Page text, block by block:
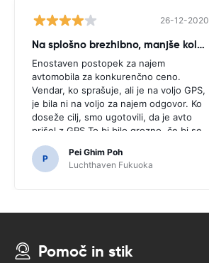
26-12-2020
Na splošno brezhibno, manjše kolcanje
Enostaven postopek za najem
avtomobila za konkurenčno ceno.
Vendar, ko sprašuje, ali je na voljo GPS,
je bila ni na voljo za najem odgovor. Ko
doseže cilj, smo ugotovili, da je avto
prišel z GPS.To bi bilo grozno, če bi se
odločili za nakup GPS, kot je bilo
potrebno za navigacijo japonske ceste.
P
Pei Ghim Poh
Luchthaven Fukuoka
Pomoč in stik